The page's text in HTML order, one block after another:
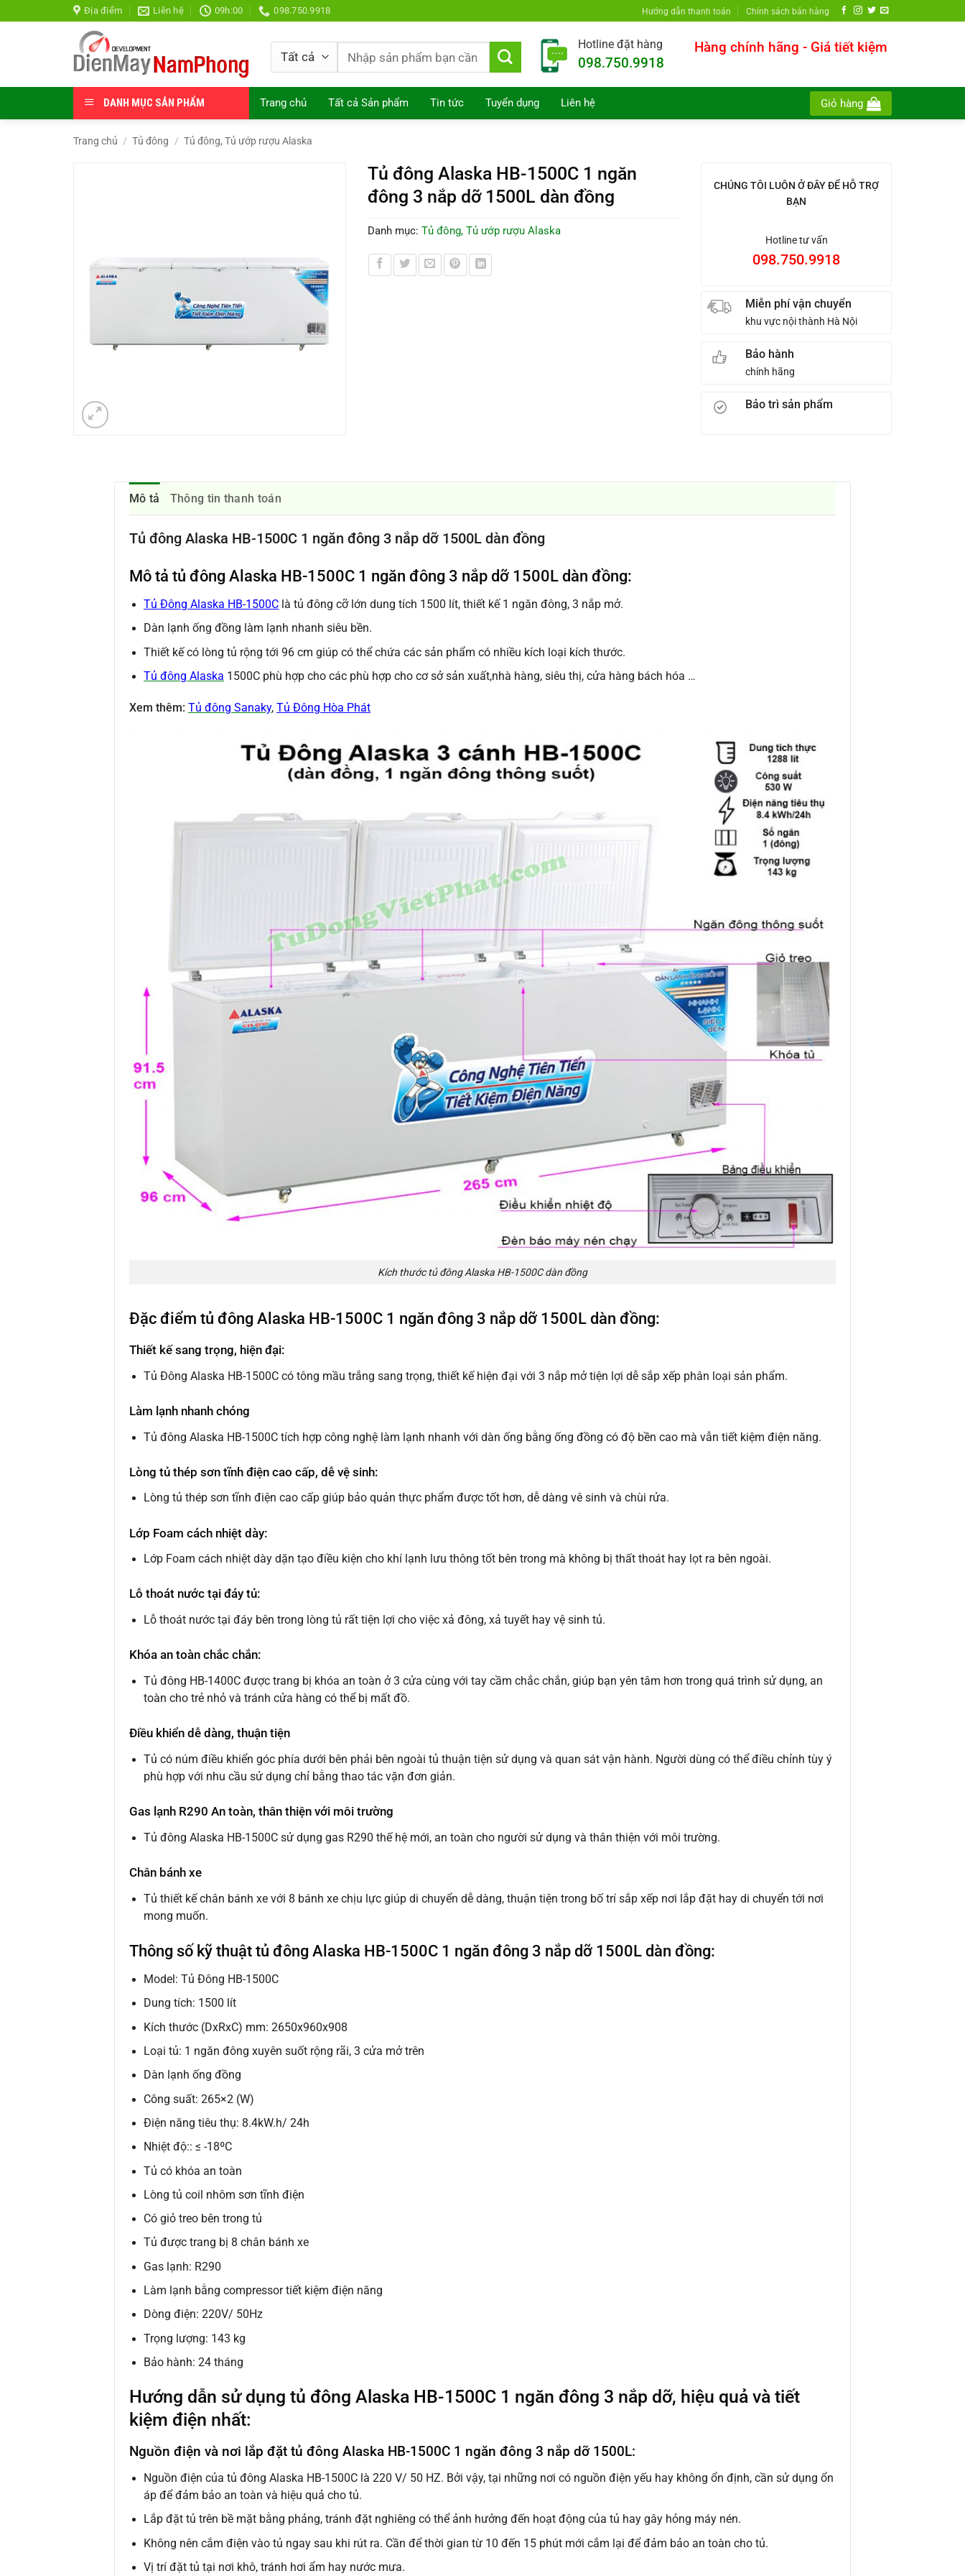
qua
Địa điểm Liên hệ 09h:00 098.750.9918 Hướng dẫn thanh toán Chính sách bán hàng
Tìm
kiếm:
Hotline đặt hàng
098.750.9918
Hàng chính hãng - Giá tiết kiệm
DANH MỤC SẢN PHẨM Trang chủ Tất cả Sản phẩm Tin tức Tuyển dụng Liên hệ Giỏ hàng
Trang chủ / Tủ đông / Tủ đông, Tủ ướp rượu Alaska
Tủ đông Alaska HB-1500C 1 ngăn
đông 3 nắp dỡ 1500L dàn đồng
Danh mục: Tủ đông, Tủ ướp rượu Alaska
CHÚNG TÔI LUÔN Ở ĐÂY ĐỂ HỖ TRỢ
BẠN
Hotline tư vấn
098.750.9918
Miễn phí vận chuyển
khu vực nội thành Hà Nội
Bảo hành
chính hãng
Bảo trì sản phẩm
Mô tả Thông tin thanh toán
Tủ đông Alaska HB-1500C 1 ngăn đông 3 nắp dỡ 1500L dàn đồng
Mô tả tủ đông Alaska HB-1500C 1 ngăn đông 3 nắp dỡ 1500L dàn đồng:
Tủ Đông Alaska HB-1500C là tủ đông cỡ lớn dung tích 1500 lít, thiết kế 1 ngăn đông, 3 nắp mở.
Dàn lạnh ống đồng làm lạnh nhanh siêu bền.
Thiết kế có lòng tủ rộng tới 96 cm giúp có thể chứa các sản phẩm có nhiều kích loại kích thước.
Tủ đông Alaska 1500C phù hợp cho các phù hợp cho cơ sở sản xuất,nhà hàng, siêu thị, cửa hàng bách hóa …
Xem thêm: Tủ đông Sanaky, Tủ Đông Hòa Phát
Kích thước tủ đông Alaska HB-1500C dàn đồng
Đặc điểm tủ đông Alaska HB-1500C 1 ngăn đông 3 nắp dỡ 1500L dàn đồng:
Thiết kế sang trọng, hiện đại:
Tủ Đông Alaska HB-1500C có tông mầu trắng sang trọng, thiết kế hiện đại với 3 nắp mở tiện lợi dễ sắp xếp phân loại sản phẩm.
Làm lạnh nhanh chóng
Tủ đông Alaska HB-1500C tích hợp công nghệ làm lạnh nhanh với dàn ống bằng ống đồng có độ bền cao mà vẫn tiết kiệm điện năng.
Lòng tủ thép sơn tĩnh điện cao cấp, dễ vệ sinh:
Lòng tủ thép sơn tĩnh điện cao cấp giúp bảo quản thực phẩm được tốt hơn, dễ dàng vê sinh và chùi rửa.
Lớp Foam cách nhiệt dày:
Lớp Foam cách nhiệt dày dặn tạo điều kiện cho khí lạnh lưu thông tốt bên trong mà không bị thất thoát hay lọt ra bên ngoài.
Lỗ thoát nước tại đáy tủ:
Lỗ thoát nước tại đáy bên trong lòng tủ rất tiện lợi cho việc xả đông, xả tuyết hay vệ sinh tủ.
Khóa an toàn chắc chắn:
Tủ đông HB-1400C được trang bị khóa an toàn ở 3 cửa cùng với tay cầm chắc chắn, giúp bạn yên tâm hơn trong quá trình sử dụng, an
toàn cho trẻ nhỏ và tránh cửa hàng có thể bị mất đồ.
Điều khiển dễ dàng, thuận tiện
Tủ có núm điều khiển góc phía dưới bên phải bên ngoài tủ thuận tiện sử dụng và quan sát vận hành. Người dùng có thể điều chỉnh tùy ý
phù hợp với nhu cầu sử dụng chỉ bằng thao tác vặn đơn giản.
Gas lạnh R290 An toàn, thân thiện với môi trường
Tủ đông Alaska HB-1500C sử dụng gas R290 thế hệ mới, an toàn cho người sử dụng và thân thiện với môi trường.
Chân bánh xe
Tủ thiết kế chân bánh xe với 8 bánh xe chịu lực giúp di chuyển dễ dàng, thuận tiện trong bố trí sắp xếp nơi lắp đặt hay di chuyển tới nơi
mong muốn.
Thông số kỹ thuật tủ đông Alaska HB-1500C 1 ngăn đông 3 nắp dỡ 1500L dàn đồng:
Model: Tủ Đông HB-1500C
Dung tích: 1500 lít
Kích thước (DxRxC) mm: 2650x960x908
Loại tủ: 1 ngăn đông xuyên suốt rộng rãi, 3 cửa mở trên
Dàn lạnh ống đồng
Công suất: 265×2 (W)
Điện năng tiêu thụ: 8.4kW.h/ 24h
Nhiệt độ:: ≤ -18ºC
Tủ có khóa an toàn
Lòng tủ coil nhôm sơn tĩnh điện
Có giỏ treo bên trong tủ
Tủ được trang bị 8 chân bánh xe
Gas lạnh: R290
Làm lạnh bằng compressor tiết kiệm điện năng
Dòng điện: 220V/ 50Hz
Trọng lượng: 143 kg
Bảo hành: 24 tháng
Hướng dẫn sử dụng tủ đông Alaska HB-1500C 1 ngăn đông 3 nắp dỡ, hiệu quả và tiết
kiệm điện nhất:
Nguồn điện và nơi lắp đặt tủ đông Alaska HB-1500C 1 ngăn đông 3 nắp dỡ 1500L:
Nguồn điện của tủ đông Alaska HB-1500C là 220 V/ 50 HZ. Bởi vậy, tại những nơi có nguồn điện yếu hay không ổn định, cần sử dụng ổn
áp để đảm bảo an toàn và hiệu quả cho tủ.
Lắp đặt tủ trên bề mặt bằng phảng, tránh đặt nghiêng có thể ảnh hưởng đến hoạt động của tủ hay gây hỏng máy nén.
Không nên cắm điện vào tủ ngay sau khi rút ra. Cần để thời gian từ 10 đến 15 phút mới cắm lại để đảm bảo an toàn cho tủ.
Vị trí đặt tủ tại nơi khô, tránh hơi ẩm hay nước mưa.